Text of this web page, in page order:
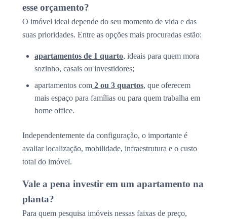
esse orçamento?
O imóvel ideal depende do seu momento de vida e das
suas prioridades. Entre as opções mais procuradas estão:
apartamentos de 1 quarto, ideais para quem mora
sozinho, casais ou investidores;
apartamentos com 2 ou 3 quartos, que oferecem
mais espaço para famílias ou para quem trabalha em
home office.
Independentemente da configuração, o importante é
avaliar localização, mobilidade, infraestrutura e o custo
total do imóvel.
Vale a pena investir em um apartamento na
planta?
Para quem pesquisa imóveis nessas faixas de preço,